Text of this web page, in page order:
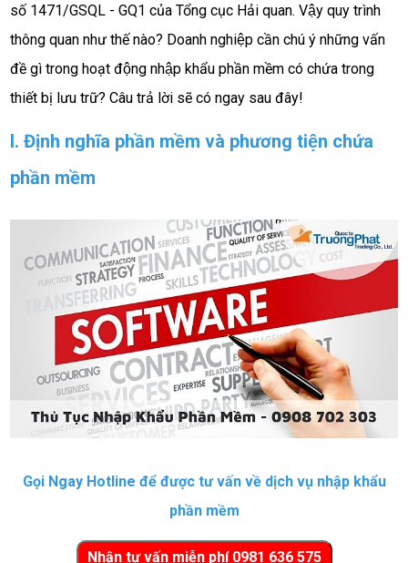
số 1471/GSQL - GQ1 của Tổng cục Hải quan. Vậy quy trình
thông quan như thế nào? Doanh nghiệp cần chú ý những vấn
đề gì trong hoạt động nhập khẩu phần mềm có chứa trong
thiết bị lưu trữ? Câu trả lời sẽ có ngay sau đây!
I. Định nghĩa phần mềm và phương tiện chứa
phần mềm
Gọi Ngay Hotline để được tư vấn về dịch vụ nhập khẩu
phần mềm